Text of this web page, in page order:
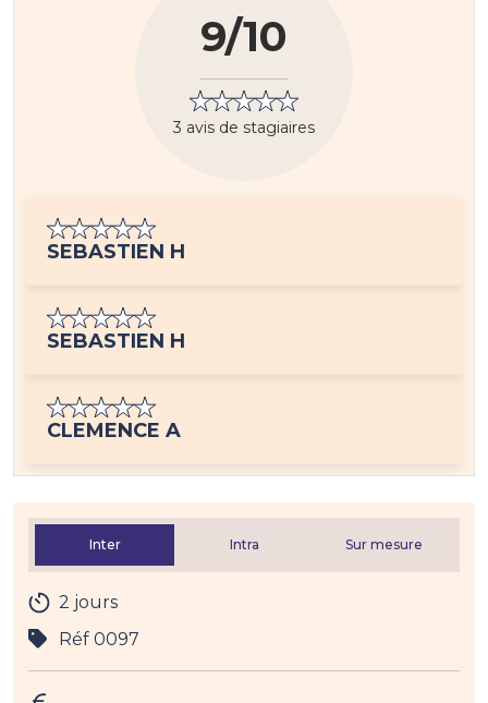
9/10
3 avis de stagiaires
SEBASTIEN H
SEBASTIEN H
CLEMENCE A
Inter Intra Sur mesure
2 jours
Réf 0097